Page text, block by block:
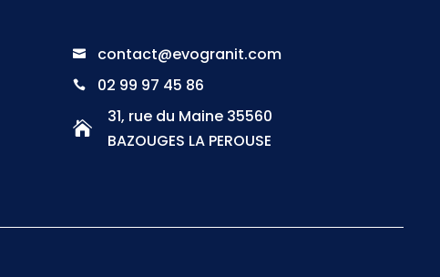
 contact@evogranit.com
 02 99 97 45 86

31, rue du Maine 35560
BAZOUGES LA PEROUSE